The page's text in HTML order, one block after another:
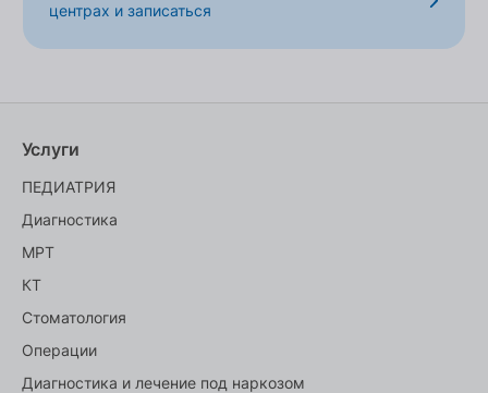
центрах и записаться
Услуги
ПЕДИАТРИЯ
Диагностика
МРТ
КТ
Стоматология
Операции
Диагностика и лечение под наркозом